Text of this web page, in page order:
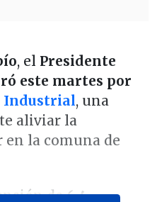
, el Presidente
este martes por
Industrial, una
aliviar la
la comuna de
de6,4